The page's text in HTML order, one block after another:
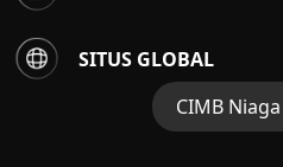
SITUS GLOBAL
CIMB Niaga